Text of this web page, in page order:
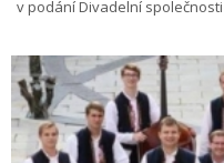
v podání Divadelní společnosti